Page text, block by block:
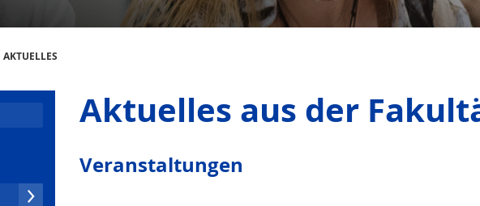
AKTUELLES
Aktuelles aus der
Veranstaltungen